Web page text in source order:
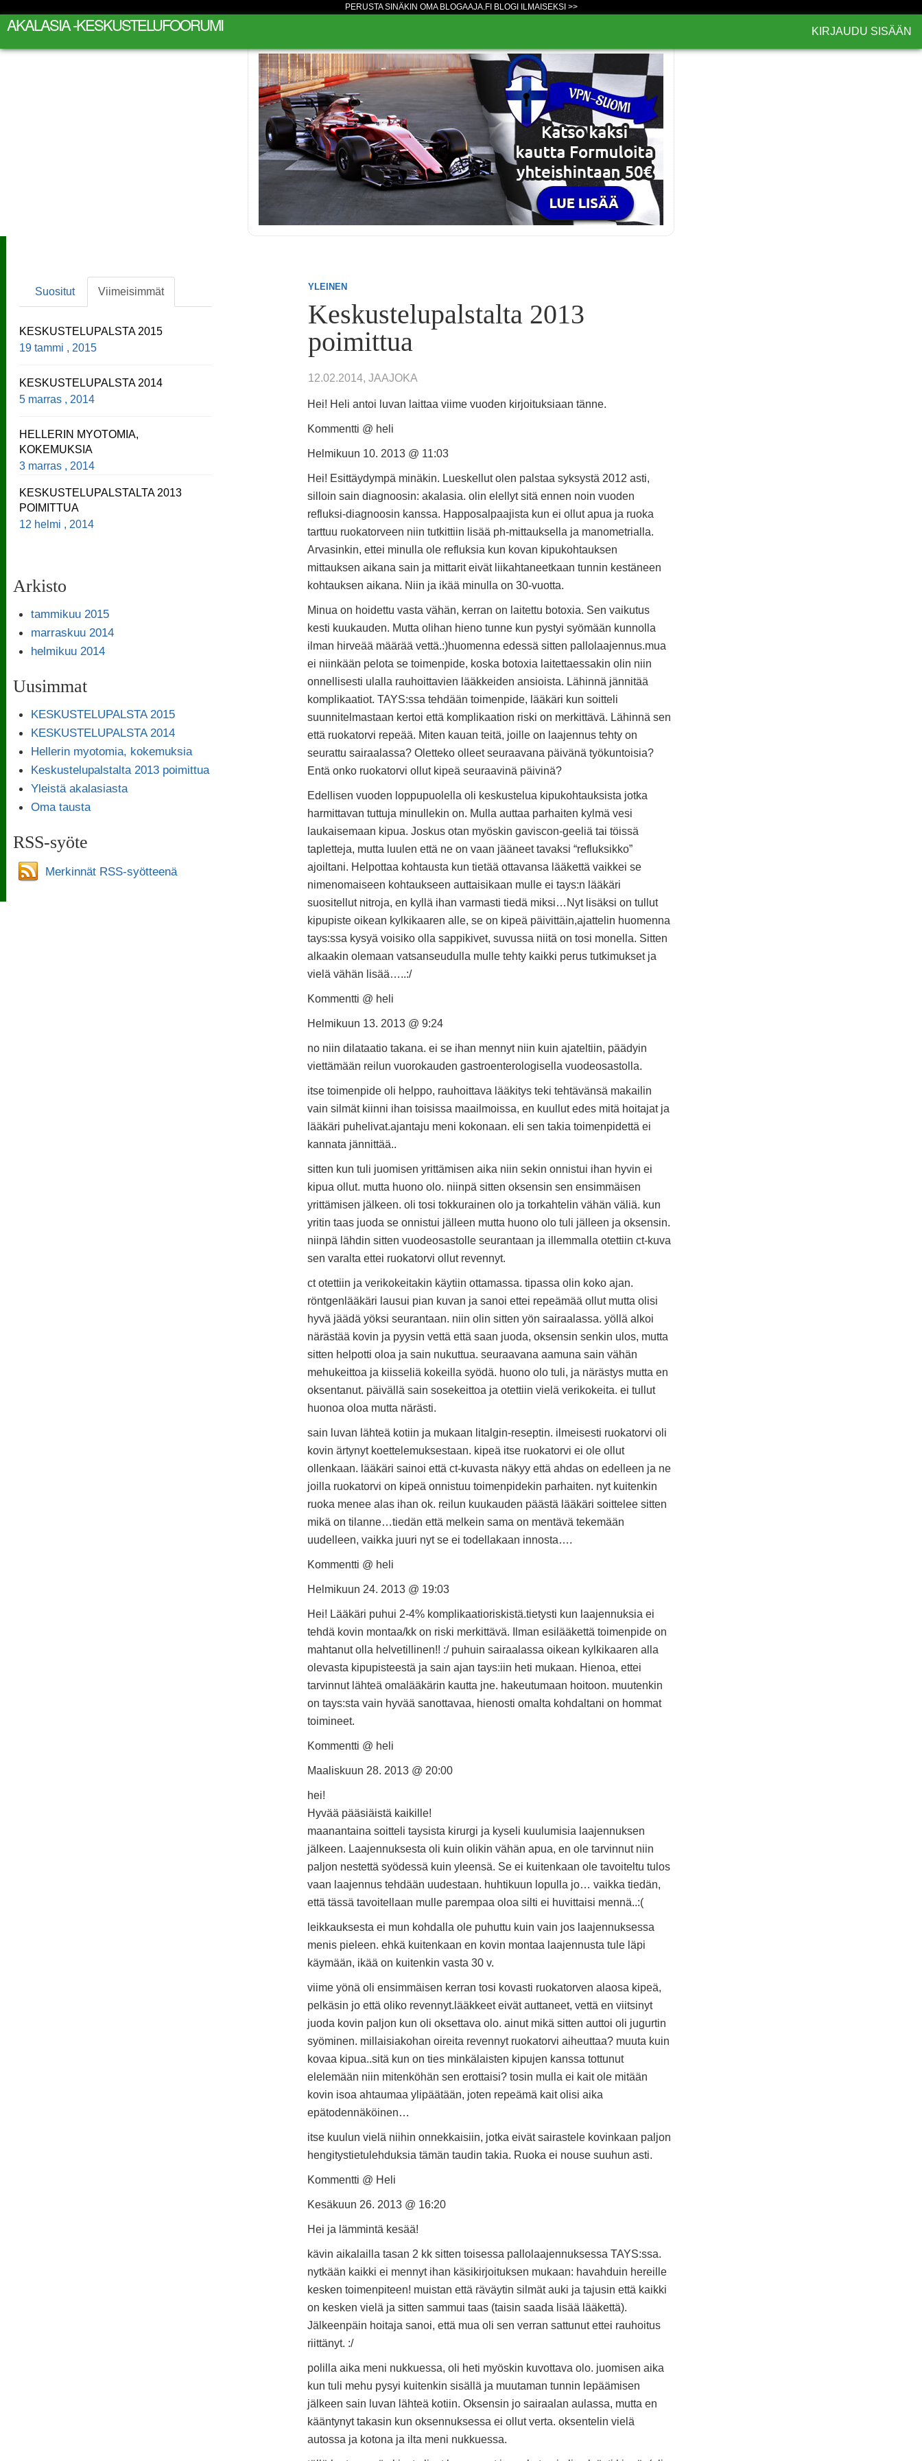
PERUSTA SINÄKIN OMA BLOGAAJA.FI BLOGI ILMAISEKSI >>
AKALASIA -KESKUSTELUFOORUMI KIRJAUDU SISÄÄN
YLEINEN
Keskustelupalstalta 2013
poimittua
12.02.2014, JAAJOKA
Hei! Heli antoi luvan laittaa viime vuoden kirjoituksiaan tänne.
Kommentti @ heli
Helmikuun 10. 2013 @ 11:03
Hei! Esittäydympä minäkin. Lueskellut olen palstaa syksystä 2012 asti,
silloin sain diagnoosin: akalasia. olin elellyt sitä ennen noin vuoden
refluksi-diagnoosin kanssa. Happosalpaajista kun ei ollut apua ja ruoka
tarttuu ruokatorveen niin tutkittiin lisää ph-mittauksella ja manometrialla.
Arvasinkin, ettei minulla ole refluksia kun kovan kipukohtauksen
mittauksen aikana sain ja mittarit eivät liikahtaneetkaan tunnin kestäneen
kohtauksen aikana. Niin ja ikää minulla on 30-vuotta.
Minua on hoidettu vasta vähän, kerran on laitettu botoxia. Sen vaikutus
kesti kuukauden. Mutta olihan hieno tunne kun pystyi syömään kunnolla
ilman hirveää määrää vettä.:)huomenna edessä sitten pallolaajennus.mua
ei niinkään pelota se toimenpide, koska botoxia laitettaessakin olin niin
onnellisesti ulalla rauhoittavien lääkkeiden ansioista. Lähinnä jännitää
komplikaatiot. TAYS:ssa tehdään toimenpide, lääkäri kun soitteli
suunnitelmastaan kertoi että komplikaation riski on merkittävä. Lähinnä sen
että ruokatorvi repeää. Miten kauan teitä, joille on laajennus tehty on
seurattu sairaalassa? Oletteko olleet seuraavana päivänä työkuntoisia?
Entä onko ruokatorvi ollut kipeä seuraavinä päivinä?
Edellisen vuoden loppupuolella oli keskustelua kipukohtauksista jotka
harmittavan tuttuja minullekin on. Mulla auttaa parhaiten kylmä vesi
laukaisemaan kipua. Joskus otan myöskin gaviscon-geeliä tai töissä
tapletteja, mutta luulen että ne on vaan jääneet tavaksi “refluksikko”
ajoiltani. Helpottaa kohtausta kun tietää ottavansa lääkettä vaikkei se
nimenomaiseen kohtaukseen auttaisikaan mulle ei tays:n lääkäri
suositellut nitroja, en kyllä ihan varmasti tiedä miksi…Nyt lisäksi on tullut
kipupiste oikean kylkikaaren alle, se on kipeä päivittäin,ajattelin huomenna
tays:ssa kysyä voisiko olla sappikivet, suvussa niitä on tosi monella. Sitten
alkaakin olemaan vatsanseudulla mulle tehty kaikki perus tutkimukset ja
vielä vähän lisää…..:/
Kommentti @ heli
Helmikuun 13. 2013 @ 9:24
no niin dilataatio takana. ei se ihan mennyt niin kuin ajateltiin, päädyin
viettämään reilun vuorokauden gastroenterologisella vuodeosastolla.
itse toimenpide oli helppo, rauhoittava lääkitys teki tehtävänsä makailin
vain silmät kiinni ihan toisissa maailmoissa, en kuullut edes mitä hoitajat ja
lääkäri puhelivat.ajantaju meni kokonaan. eli sen takia toimenpidettä ei
kannata jännittää..
sitten kun tuli juomisen yrittämisen aika niin sekin onnistui ihan hyvin ei
kipua ollut. mutta huono olo. niinpä sitten oksensin sen ensimmäisen
yrittämisen jälkeen. oli tosi tokkurainen olo ja torkahtelin vähän väliä. kun
yritin taas juoda se onnistui jälleen mutta huono olo tuli jälleen ja oksensin.
niinpä lähdin sitten vuodeosastolle seurantaan ja illemmalla otettiin ct-kuva
sen varalta ettei ruokatorvi ollut revennyt.
ct otettiin ja verikokeitakin käytiin ottamassa. tipassa olin koko ajan.
röntgenlääkäri lausui pian kuvan ja sanoi ettei repeämää ollut mutta olisi
hyvä jäädä yöksi seurantaan. niin olin sitten yön sairaalassa. yöllä alkoi
närästää kovin ja pyysin vettä että saan juoda, oksensin senkin ulos, mutta
sitten helpotti oloa ja sain nukuttua. seuraavana aamuna sain vähän
mehukeittoa ja kiisseliä kokeilla syödä. huono olo tuli, ja närästys mutta en
oksentanut. päivällä sain sosekeittoa ja otettiin vielä verikokeita. ei tullut
huonoa oloa mutta närästi.
sain luvan lähteä kotiin ja mukaan litalgin-reseptin. ilmeisesti ruokatorvi oli
kovin ärtynyt koettelemuksestaan. kipeä itse ruokatorvi ei ole ollut
ollenkaan. lääkäri sainoi että ct-kuvasta näkyy että ahdas on edelleen ja ne
joilla ruokatorvi on kipeä onnistuu toimenpidekin parhaiten. nyt kuitenkin
ruoka menee alas ihan ok. reilun kuukauden päästä lääkäri soittelee sitten
mikä on tilanne…tiedän että melkein sama on mentävä tekemään
uudelleen, vaikka juuri nyt se ei todellakaan innosta….
Kommentti @ heli
Helmikuun 24. 2013 @ 19:03
Hei! Lääkäri puhui 2-4% komplikaatioriskistä.tietysti kun laajennuksia ei
tehdä kovin montaa/kk on riski merkittävä. Ilman esilääkettä toimenpide on
mahtanut olla helvetillinen!! :/ puhuin sairaalassa oikean kylkikaaren alla
olevasta kipupisteestä ja sain ajan tays:iin heti mukaan. Hienoa, ettei
tarvinnut lähteä omalääkärin kautta jne. hakeutumaan hoitoon. muutenkin
on tays:sta vain hyvää sanottavaa, hienosti omalta kohdaltani on hommat
toimineet.
Kommentti @ heli
Maaliskuun 28. 2013 @ 20:00
hei!
Hyvää pääsiäistä kaikille!
maanantaina soitteli taysista kirurgi ja kyseli kuulumisia laajennuksen
jälkeen. Laajennuksesta oli kuin olikin vähän apua, en ole tarvinnut niin
paljon nestettä syödessä kuin yleensä. Se ei kuitenkaan ole tavoiteltu tulos
vaan laajennus tehdään uudestaan. huhtikuun lopulla jo… vaikka tiedän,
että tässä tavoitellaan mulle parempaa oloa silti ei huvittaisi mennä..:(
leikkauksesta ei mun kohdalla ole puhuttu kuin vain jos laajennuksessa
menis pieleen. ehkä kuitenkaan en kovin montaa laajennusta tule läpi
käymään, ikää on kuitenkin vasta 30 v.
viime yönä oli ensimmäisen kerran tosi kovasti ruokatorven alaosa kipeä,
pelkäsin jo että oliko revennyt.lääkkeet eivät auttaneet, vettä en viitsinyt
juoda kovin paljon kun oli oksettava olo. ainut mikä sitten auttoi oli jugurtin
syöminen. millaisiakohan oireita revennyt ruokatorvi aiheuttaa? muuta kuin
kovaa kipua..sitä kun on ties minkälaisten kipujen kanssa tottunut
elelemään niin mitenköhän sen erottaisi? tosin mulla ei kait ole mitään
kovin isoa ahtaumaa ylipäätään, joten repeämä kait olisi aika
epätodennäköinen…
itse kuulun vielä niihin onnekkaisiin, jotka eivät sairastele kovinkaan paljon
hengitystietulehduksia tämän taudin takia. Ruoka ei nouse suuhun asti.
Kommentti @ Heli
Kesäkuun 26. 2013 @ 16:20
Hei ja lämmintä kesää!
kävin aikalailla tasan 2 kk sitten toisessa pallolaajennuksessa TAYS:ssa.
nytkään kaikki ei mennyt ihan käsikirjoituksen mukaan: havahduin hereille
kesken toimenpiteen! muistan että räväytin silmät auki ja tajusin että kaikki
on kesken vielä ja sitten sammui taas (taisin saada lisää lääkettä).
Jälkeenpäin hoitaja sanoi, että mua oli sen verran sattunut ettei rauhoitus
riittänyt. :/
polilla aika meni nukkuessa, oli heti myöskin kuvottava olo. juomisen aika
kun tuli mehu pysyi kuitenkin sisällä ja muutaman tunnin lepäämisen
jälkeen sain luvan lähteä kotiin. Oksensin jo sairaalan aulassa, mutta en
kääntynyt takasin kun oksennuksessa ei ollut verta. oksentelin vielä
autossa ja kotona ja ilta meni nukkuessa.
Suositut Viimeisimmät
KESKUSTELUPALSTA 2015
19 tammi , 2015
KESKUSTELUPALSTA 2014
5 marras , 2014
HELLERIN MYOTOMIA,
KOKEMUKSIA
3 marras , 2014
KESKUSTELUPALSTALTA 2013
POIMITTUA
12 helmi , 2014
Arkisto
tammikuu 2015
marraskuu 2014
helmikuu 2014
Uusimmat
KESKUSTELUPALSTA 2015
KESKUSTELUPALSTA 2014
Hellerin myotomia, kokemuksia
Keskustelupalstalta 2013 poimittua
Yleistä akalasiasta
Oma tausta
RSS-syöte
Merkinnät RSS-syötteenä